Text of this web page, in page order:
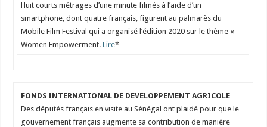
Huit courts métrages d’une minute filmés à l’aide d’un
smartphone, dont quatre français, figurent au palmarès du
Mobile Film Festival qui a organisé l’édition 2020 sur le thème «
Women Empowerment. Lire*
FONDS INTERNATIONAL DE DEVELOPPEMENT AGRICOLE
Des députés français en visite au Sénégal ont plaidé pour que le
gouvernement français augmente sa contribution de manière